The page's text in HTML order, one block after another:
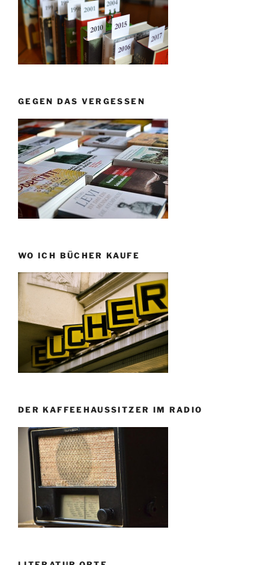
GEGEN DAS VERGESSEN
WO ICH BÜCHER KAUFE
DER KAFFEEHAUSSITZER IM RADIO